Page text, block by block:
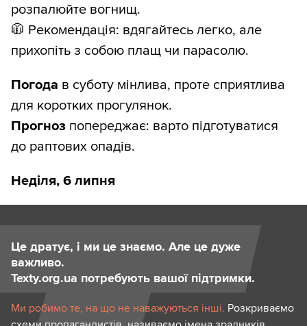
розпалюйте вогнищ.
🧥 Рекомендація: вдягайтесь легко, але
прихопіть з собою плащ чи парасолю.
Погода в суботу мінлива, проте сприятлива
для коротких прогулянок.
Прогноз попереджає: варто підготуватися
до раптових опадів.
Неділя, 6 липня
Це дратує, і ми це знаємо. Але це дуже
важливо.
Texty.org.ua потребують вашої підтримки.
Ми робимо те, на що не наважуються інші. Розкриваємо